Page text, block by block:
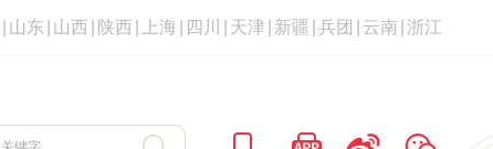
山东 山西 陕西 上海 四川 天津 新疆 兵团 云南 浙江